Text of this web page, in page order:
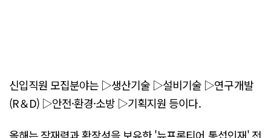
신입직원 모집분야는 ▷생산기술 ▷설비기술 ▷연구개발
(R＆D) ▷안전·환경·소방 ▷기획지원 등이다.